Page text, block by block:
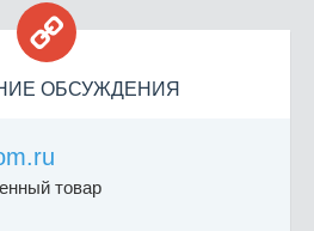

ОБСУЖДЕНИЯ
товар